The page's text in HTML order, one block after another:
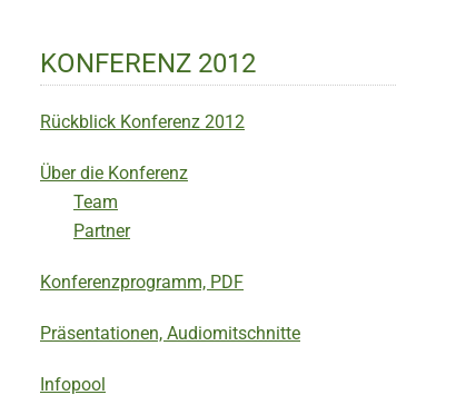
KONFERENZ 2012
Rückblick Konferenz 2012
Über die Konferenz
Team
Partner
Konferenzprogramm, PDF
Präsentationen, Audiomitschnitte
Infopool